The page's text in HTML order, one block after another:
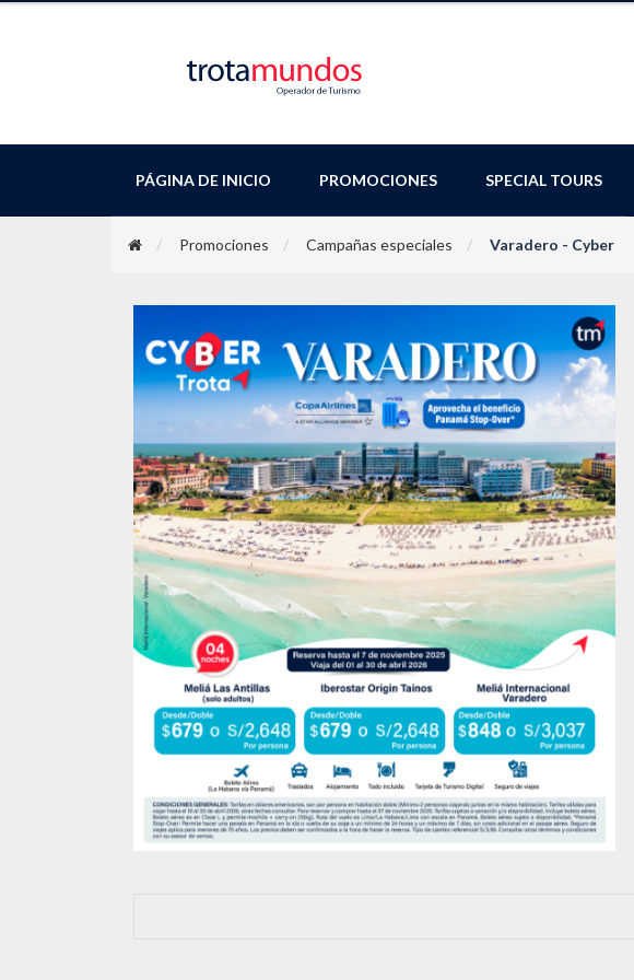
PÁGINA DE INICIO PROMOCIONES SPECIAL TOURS
Promociones Campañas especiales Varadero - Cyber